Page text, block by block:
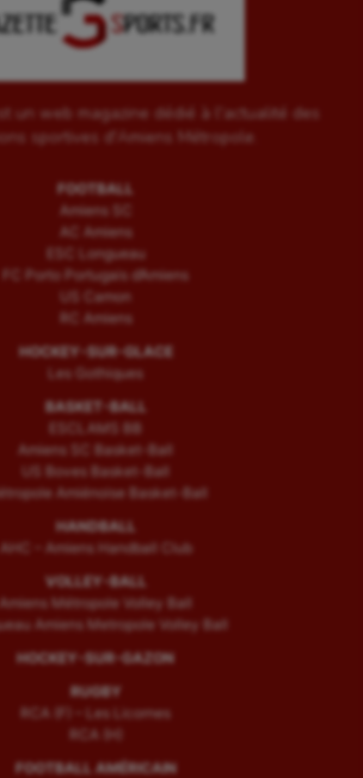
un web magazine dédié à l'actualité des
sportives d'Amiens Métropole.
FOOTBALL
Amiens SC
AC Amiens
ESC Longueau
FC Porto Portugais d’Amiens
US Camon
RC Amiens
HOCKEY-SUR-GLACE
Les Gothiques
BASKET-BALL
ESCLAMS BB
Amiens SC Basket-Ball
US Boves Basket-Ball
Amiénoise Basket-Ball
HANDBALL
AHC – Amiens Handball Club
VOLLEY-BALL
Amiens Métropole Volley Ball
Amiens Metropole Volley Ball
HOCKEY-SUR-GAZON
RUGBY
RCA (F) – Les Licornes
RCA (H)
FOOTBALL AMÉRICAIN